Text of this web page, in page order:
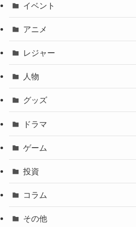
イベント
アニメ
レジャー
人物
グッズ
ドラマ
ゲーム
投資
コラム
その他